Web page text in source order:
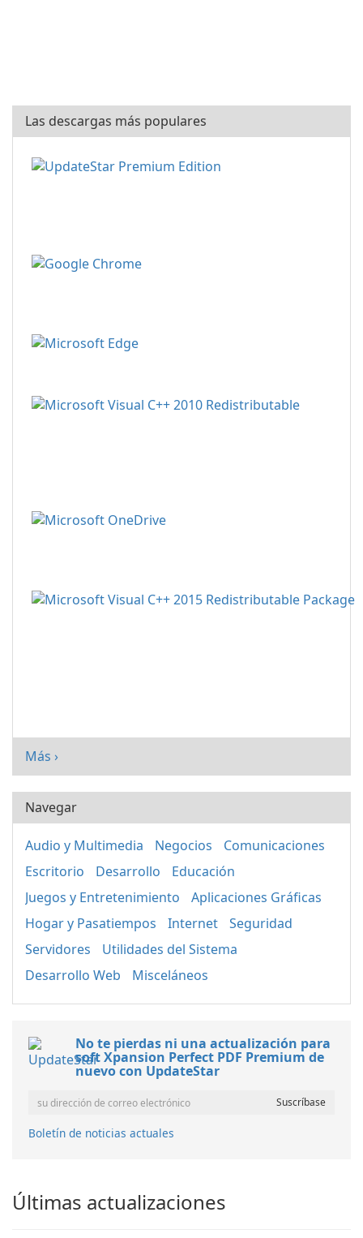
Las descargas más populares
Más ›
Navegar
Audio y Multimedia Negocios
Comunicaciones
Escritorio
Desarrollo
Educación
Juegos y Entretenimiento
Aplicaciones Gráficas
Hogar y Pasatiempos
Internet
Seguridad
Servidores
Utilidades del Sistema
Desarrollo Web
Misceláneos
No te pierdas ni una actualización para
soft Xpansion Perfect PDF Premium de
nuevo con UpdateStar
Boletín de noticias actuales
Últimas actualizaciones